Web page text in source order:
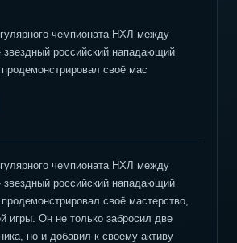
чемпионата НХЛ между
российский нападающий
своё мас
чемпионата НХЛ между
российский нападающий
своё мастерство,
игры. Он не только забросил две
но и добавил к своему активу